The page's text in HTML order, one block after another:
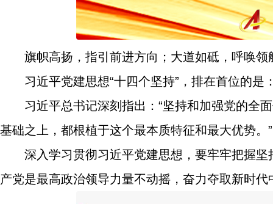
旗帜高扬，指引前进方向；大道如砥，呼唤领
习近平党建思想“十四个坚持”，排在首位的
习近平总书记深刻指出：“坚持和加强党的全
基础之上，都根植于这个最本质特征和最大优势。”
深入学习贯彻习近平党建思想，要牢牢把握
产党是最高政治领导力量不动摇，奋力夺取新时